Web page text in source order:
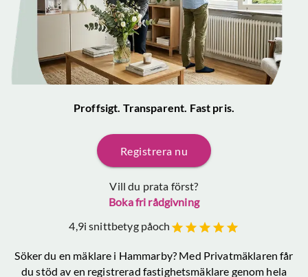
Proffsigt. Transparent. Fast pris.
Registrera nu
Vill du prata först?
Boka fri rådgivning
4,9i snittbetyg påoch
Söker du en mäklare i Hammarby? Med Privatmäklaren får
du stöd av en registrerad fastighetsmäklare genom hela